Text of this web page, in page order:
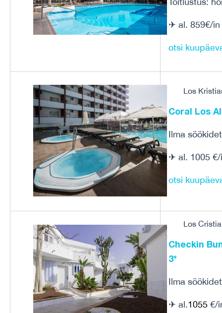
✈ al. 859€/in
otsi
Los
Coral Los
Ilma
✈ al. 1005 €/
otsi
Los
Checkin
3*
Ilma
✈ al.1055 €/